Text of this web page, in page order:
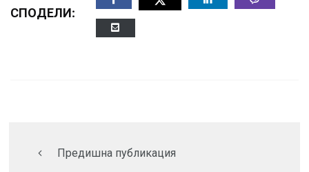
СПОДЕЛИ:
Предишна публикация